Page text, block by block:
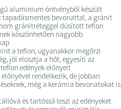
alumínium öntvényből készült
tapadásmentes bevonattal, a gránit
gránitréteggel dúsított teflon
köszönhetően nagyobb
a teflon, ugyanakkor megőrzi
jól elosztja a hőt, egyesíti az
edények előnyeit
előnyével rendelkezik, de jobban
még a kerámia bevonatokat is
és tartóssá teszi az edényeket